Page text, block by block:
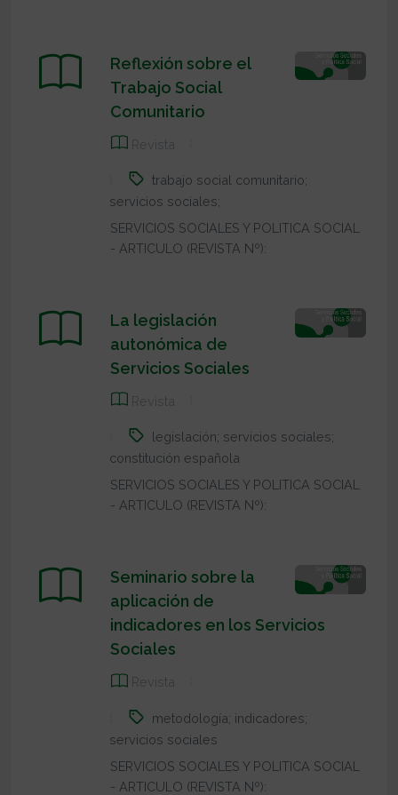
Reflexión sobre el
Trabajo Social
Comunitario
Revista
trabajo social comunitario;
servicios sociales;
SERVICIOS SOCIALES Y POLITICA SOCIAL
- ARTICULO (REVISTA Nº):
La legislación
autonómica de
Servicios Sociales
Revista
legislación; servicios sociales;
constitución española
SERVICIOS SOCIALES Y POLITICA SOCIAL
- ARTICULO (REVISTA Nº):
Seminario sobre la
aplicación de
indicadores en los Servicios
Sociales
Revista
metodología; indicadores;
servicios sociales
SERVICIOS SOCIALES Y POLITICA SOCIAL
- ARTICULO (REVISTA Nº):